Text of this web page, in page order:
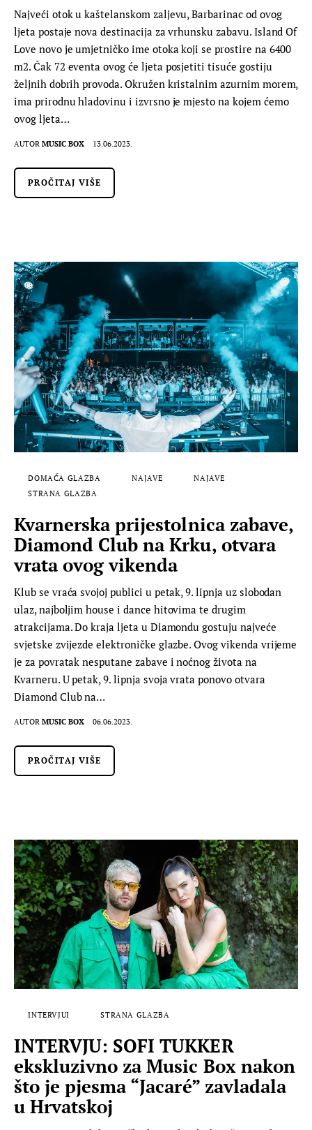
Najveći otok u kaštelanskom zaljevu, Barbarinac od ovog
ljeta postaje nova destinacija za vrhunsku zabavu. Island Of
Love novo je umjetničko ime otoka koji se prostire na 6400
m2. Čak 72 eventa ovog će ljeta posjetiti tisuće gostiju
željnih dobrih provoda. Okružen kristalnim azurnim morem,
ima prirodnu hladovinu i izvrsno je mjesto na kojem ćemo
ovog ljeta…
AUTOR MUSIC BOX 13.06.2023.
PROČITAJ VIŠE
DOMAĆA GLAZBA NAJAVE
NAJAVE
STRANA GLAZBA
Kvarnerska prijestolnica zabave,
Diamond Club na Krku, otvara
vrata ovog vikenda
Klub se vraća svojoj publici u petak, 9. lipnja uz slobodan
ulaz, najboljim house i dance hitovima te drugim
atrakcijama. Do kraja ljeta u Diamondu gostuju najveće
svjetske zvijezde elektroničke glazbe. Ovog vikenda vrijeme
je za povratak nesputane zabave i noćnog života na
Kvarneru. U petak, 9. lipnja svoja vrata ponovo otvara
Diamond Club na…
AUTOR MUSIC BOX 06.06.2023.
PROČITAJ VIŠE
INTERVJUI STRANA GLAZBA
INTERVJU: SOFI TUKKER
ekskluzivno za Music Box nakon
što je pjesma “Jacaré” zavladala
u Hrvatskoj